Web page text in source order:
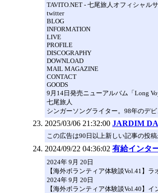
TAVITO.NET - 七尾旅人オフィシャル
twitter
BLOG
INFORMATION
LIVE
PROFILE
DISCOGRAPHY
DOWNLOAD
MAIL MAGAZINE
CONTACT
GOODS
9月14日発売ニューアルバム「Long
七尾旅人
シンガーソングライター。98年のデ
2025/03/06 21:32:00 JARDIM
この広告は90日以上新しい記事の投
2024/09/22 04:36:02 有給インタ
2024年 9月 20日
【海外ボランティア体験談Vol.41】
2024年 9月 20日
【海外ボランティア体験談Vol.40】